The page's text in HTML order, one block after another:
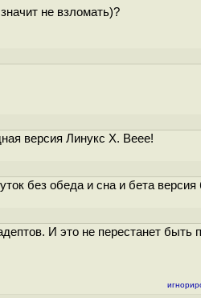
не взломать)?
версия Линукс Х. Веее!
без обеда и сна и бета версия
И это не перестанет быть